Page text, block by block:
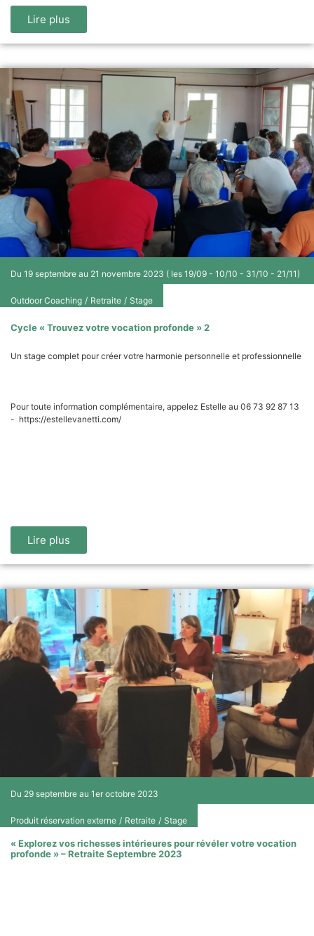
Lire plus
Du 19 septembre au 21 novembre 2023 ( les 19/09 - 10/10 - 31/10 - 21/11)
Outdoor Coaching / Retraite / Stage
Cycle « Trouvez votre vocation profonde » 2
Un stage complet pour créer votre harmonie personnelle et professionnelle
Pour toute information complémentaire, appelez Estelle au 06 73 92 87 13
- https://estellevanetti.com/
Lire plus
Du 29 septembre au 1er octobre 2023
Produit réservation externe / Retraite / Stage
« Explorez vos richesses intérieures pour révéler votre vocation
profonde » – Retraite Septembre 2023